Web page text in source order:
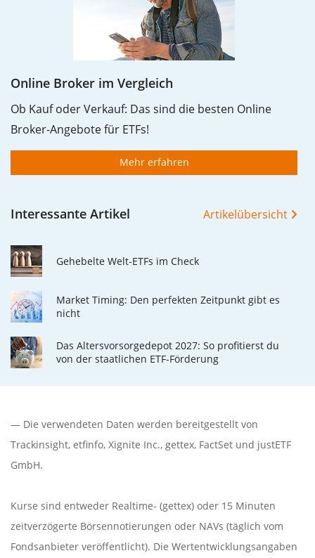
Online Broker im Vergleich
Ob Kauf oder Verkauf: Das sind die besten Online
Broker-Angebote für ETFs!
Mehr erfahren
Interessante Artikel Artikelübersicht
Gehebelte Welt-ETFs im Check
Market Timing: Den perfekten Zeitpunkt gibt es
nicht
Das Altersvorsorgedepot 2027: So profitierst du
von der staatlichen ETF-Förderung
— Die verwendeten Daten werden bereitgestellt von
Trackinsight, etfinfo, Xignite Inc., gettex, FactSet und justETF
GmbH.
Kurse sind entweder Realtime- (gettex) oder 15 Minuten
zeitverzögerte Börsennotierungen oder NAVs (täglich vom
Fondsanbieter veröffentlicht). Die Wertentwicklungsangaben